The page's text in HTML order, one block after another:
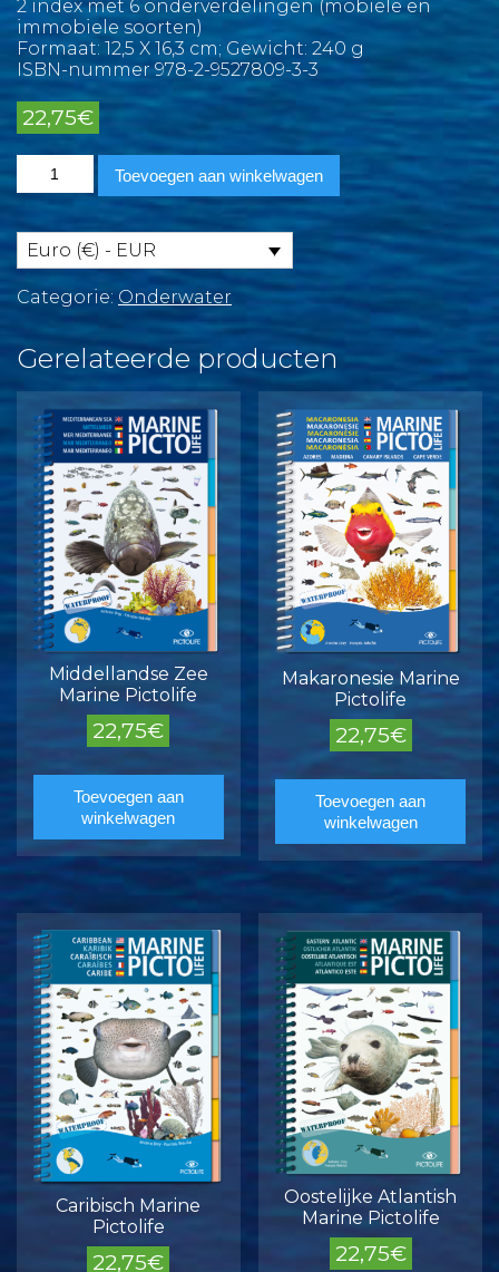
2 index met 6 onderverdelingen (mobiele en
immobiele soorten)
Formaat: 12,5 X 16,3 cm; Gewicht: 240 g
ISBN-nummer 978-2-9527809-3-3
22,75€
Indische
Oceaan
Rode
Zee
Marine
Pictolife
aantal
Toevoegen aan winkelwagen
Euro (€) - EUR
Categorie: Onderwater
Gerelateerde producten
Middellandse Zee
Marine Pictolife
22,75€
Toevoegen aan
winkelwagen
Makaronesie Marine
Pictolife
22,75€
Toevoegen aan
winkelwagen
Caribisch Marine
Pictolife
22,75€
Oostelijke Atlantish
Marine Pictolife
22,75€